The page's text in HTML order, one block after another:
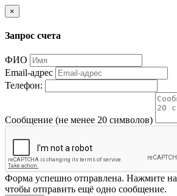
×
Запрос счета
ФИО
Email-адрес
Телефон:
Сообщение (не менее 20 символов)
Форма успешно отправлена. Нажмите на
чтобы отправить ещё одно сообщение.